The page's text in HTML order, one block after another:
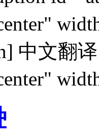
中文翻